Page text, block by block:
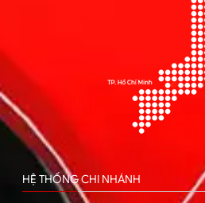
HỆ THỐNG CHI NHÁNH